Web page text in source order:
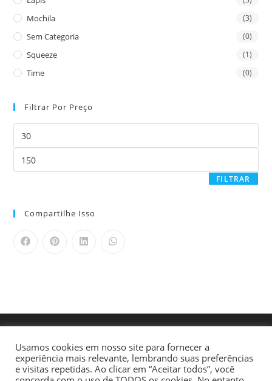
Mochila (3)
Sem Categoria (0)
Squeeze (1)
Time (0)
Filtrar Por Preço
FILTRAR
Compartilhe Isso
Usamos cookies em nosso site para fornecer a
experiência mais relevante, lembrando suas preferências
e visitas repetidas. Ao clicar em “Aceitar todos”, você